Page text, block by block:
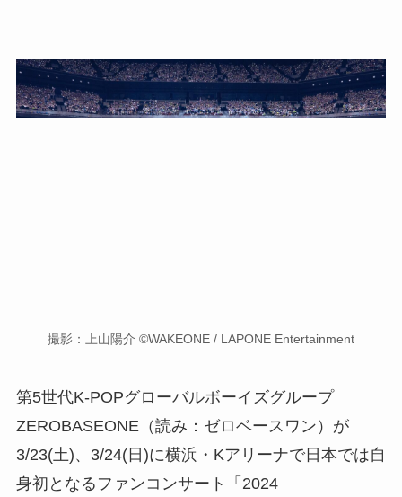
撮影：上山陽介 ©WAKEONE / LAPONE Entertainment
第5世代K-POPグローバルボーイズグループ
ZEROBASEONE（読み：ゼロベースワン）が
3/23(土)、3/24(日)に横浜・Kアリーナで日本では自
身初となるファンコンサート「2024